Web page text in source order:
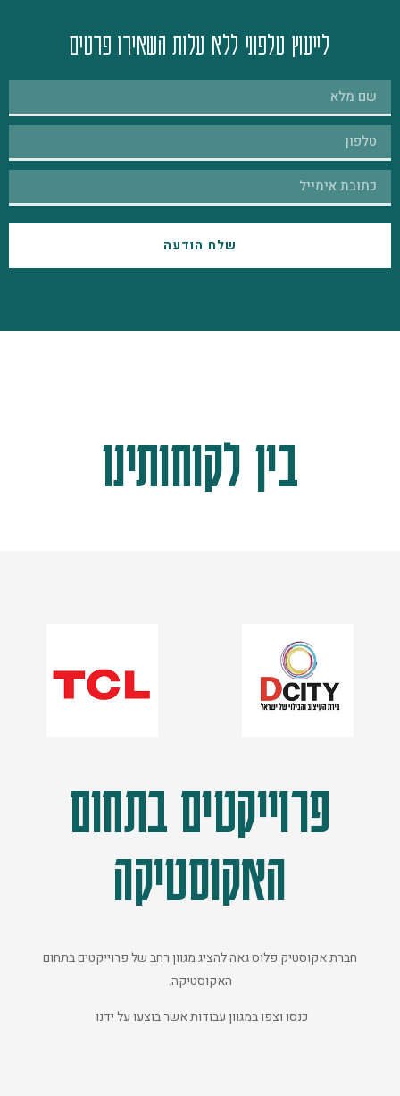
לייעוץ טלפוני ללא עלות השאירו פרטים
שלח הודעה
בין לקוחותינו
פרוייקטים בתחום
האקוסטיקה
חברת אקוסטיק פלוס גאה להציג מגוון רחב של פרוייקטים בתחום
האקוסטיקה.
כנסו וצפו במגוון עבודות אשר בוצעו על ידנו